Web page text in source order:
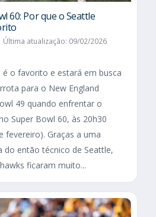
60: Por que o Seattle
Última atualização: 09/02/2026
é o favorito e estará em busca
para o New England
49 quando enfrentar o
Super Bowl 60, às 20h30
fevereiro). Graças a uma
do então técnico de Seattle,
ficaram muito...